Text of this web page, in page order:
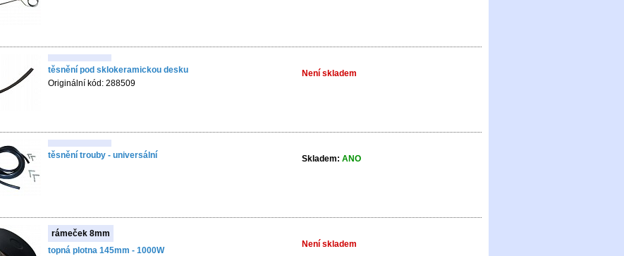
těsnění pod sklokeramickou desku
Originální kód: 288509
Není skladem
těsnění trouby - universální Skladem: ANO
rámeček 8mm
topná plotna 145mm - 1000W
Není skladem